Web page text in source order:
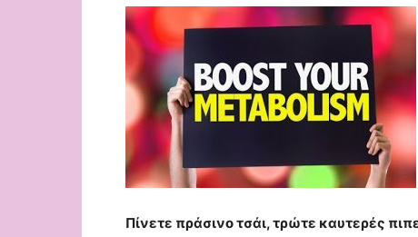
Πίνετε πράσινο τσάι, τρώτε καυτερές